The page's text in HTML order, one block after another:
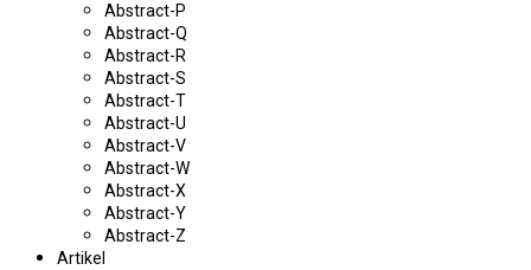
Abstract-P
Abstract-Q
Abstract-R
Abstract-S
Abstract-T
Abstract-U
Abstract-V
Abstract-W
Abstract-X
Abstract-Y
Abstract-Z
Artikel